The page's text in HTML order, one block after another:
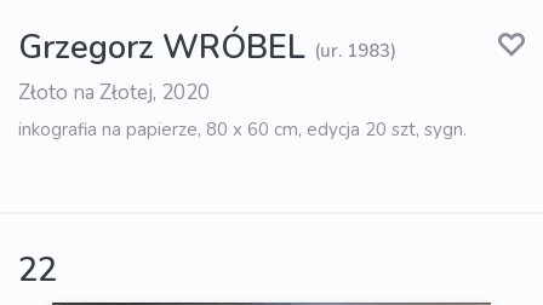
Grzegorz WRÓBEL (ur. 1983)
Złoto na Złotej, 2020
inkografia na papierze, 80 x 60 cm, edycja 20 szt, sygn.
22